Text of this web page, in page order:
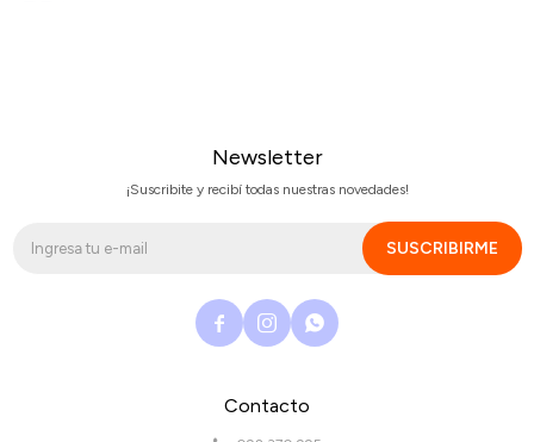
Contacto
Newsletter
¡Suscribite y recibí todas nuestras novedades!
SUSCRIBIRME
  